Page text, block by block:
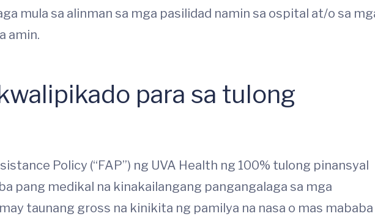
mula sa alinman sa mga pasilidad namin sa ospital at/o sa
amin.
para sa tulong
Policy (“FAP”) ng UVA Health ng 100% tulong pinansyal
pang medikal na kinakailangang pangangalaga sa mga
taunang gross na kinikita ng pamilya na nasa o mas mababa